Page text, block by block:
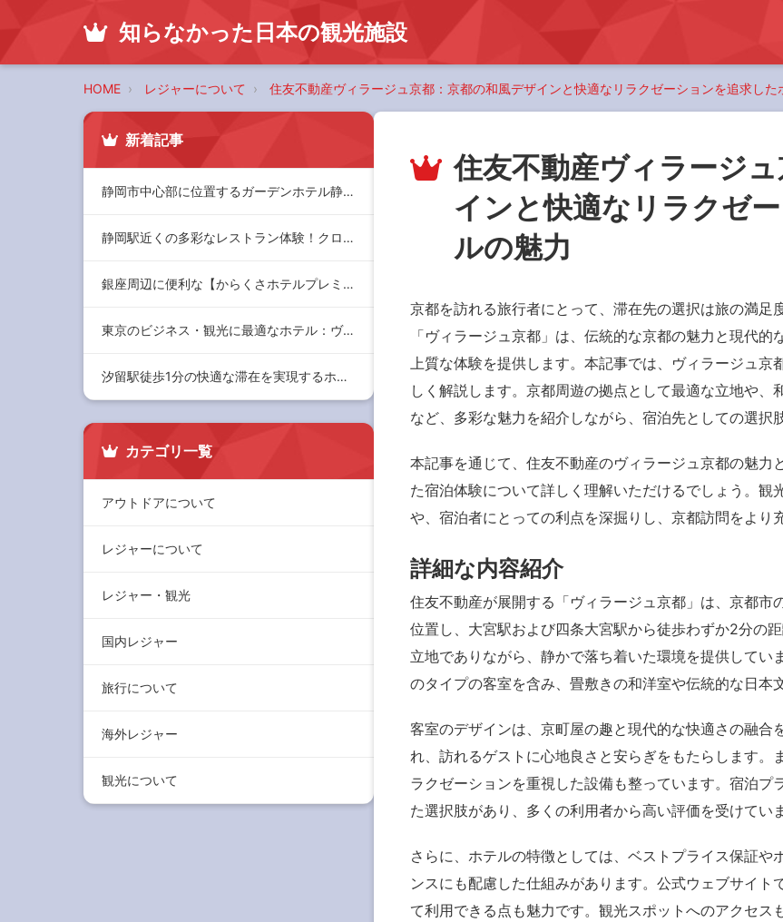
知らなかった日本の観光施設
HOME レジャーについて 住友不動産ヴィラージュ京都：京都の和風デザインと快適なリラクゼーションを追求した
住友不動産ヴィラージ
インと快適なリラクゼ
ルの魅力
京都を訪れる旅行者にとって、滞在先の選択は旅の満足
「ヴィラージュ京都」は、伝統的な京都の魅力と現代
上質な体験を提供します。本記事では、ヴィラージュ
しく解説します。京都周遊の拠点として最適な立地や
など、多彩な魅力を紹介しながら、宿泊先としての選択
本記事を通じて、住友不動産のヴィラージュ京都の魅力
た宿泊体験について詳しく理解いただけるでしょう。
や、宿泊者にとっての利点を深掘りし、京都訪問をより
詳細な内容紹介
住友不動産が展開する「ヴィラージュ京都」は、京都
位置し、大宮駅および四条大宮駅から徒歩わずか2分の
立地でありながら、静かで落ち着いた環境を提供して
のタイプの客室を含み、畳敷きの和洋室や伝統的な日本
客室のデザインは、京町屋の趣と現代的な快適さの融合
れ、訪れるゲストに心地良さと安らぎをもたらします。
ラクゼーションを重視した設備も整っています。宿泊
た選択肢があり、多くの利用者から高い評価を受けていま
さらに、ホテルの特徴としては、ベストプライス保証
ンスにも配慮した仕組みがあります。公式ウェブサイ
て利用できる点も魅力です。観光スポットへのアクセ
新着記事
静岡市中心部に位置するガーデンホテル静岡の魅力と宿泊体験
静岡駅近くの多彩なレストラン体験！クロスロードの魅力と店舗情…
銀座周辺に便利な【からくさホテルプレミア東京銀座】：快適な滞…
東京のビジネス・観光に最適なホテル：ヴィラフォンテーヌ大手町…
汐留駅徒歩1分の快適な滞在を実現するホテル ヴィラフォンテー…
カテゴリ一覧
アウトドアについて
レジャーについて
レジャー・観光
国内レジャー
旅行について
海外レジャー
観光について